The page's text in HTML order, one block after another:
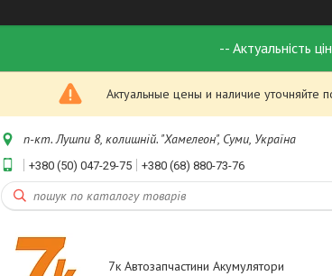
-- Актуальність
Актуальные цены и наличие уточняйте
п-кт. Лушпи 8, колишній. "Хамелеон", Суми, Україна
+380 (50) 047-29-75 +380 (68) 880-73-76
7к Автозапчастини Акумулятори